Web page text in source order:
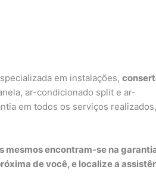
em instalações,
ar-condicionado split e ar-
em todos os serviços realizados,
mesmos encontram-se na
de você, e localize a